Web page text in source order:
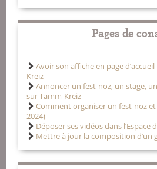
Pages de
Avoir son affiche en page
Kreiz
Annoncer un fest-noz, un stage,
sur Tamm-Kreiz
Comment organiser un fest-noz
2024)
Déposer ses vidéos dans l’Espace
Mettre à jour la composition d’un